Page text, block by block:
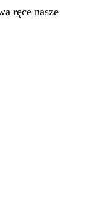
ręce nasze